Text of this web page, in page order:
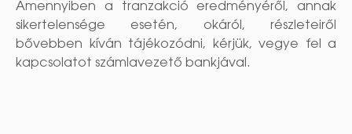
Amennyiben a tranzakció eredményéről, annak
sikertelensége esetén, okáról, részleteiről
bővebben kíván tájékozódni, kérjük, vegye fel a
kapcsolatot számlavezető bankjával.